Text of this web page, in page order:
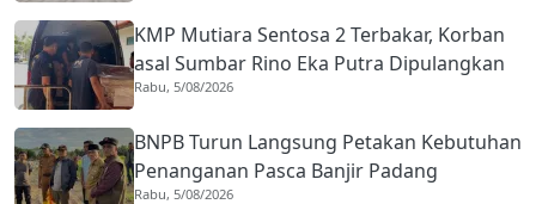
KMP Mutiara Sentosa 2 Terbakar, Korban
asal Sumbar Rino Eka Putra Dipulangkan
ke Agam
Rabu, 5/08/2026
BNPB Turun Langsung Petakan Kebutuhan
Penanganan Pasca Banjir Padang
Rabu, 5/08/2026